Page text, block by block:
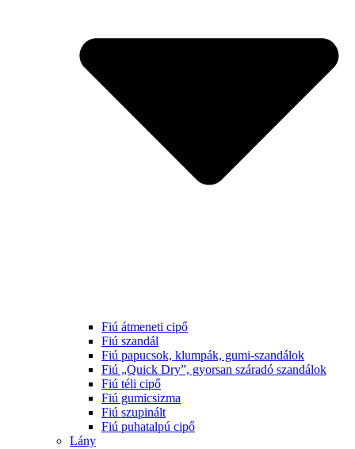
Fiú átmeneti cipő
Fiú szandál
Fiú papucsok, klumpák, gumi-szandálok
Fiú „Quick Dry”, gyorsan száradó szandálok
Fiú téli cipő
Fiú gumicsizma
Fiú szupinált
Fiú puhatalpú cipő
Lány